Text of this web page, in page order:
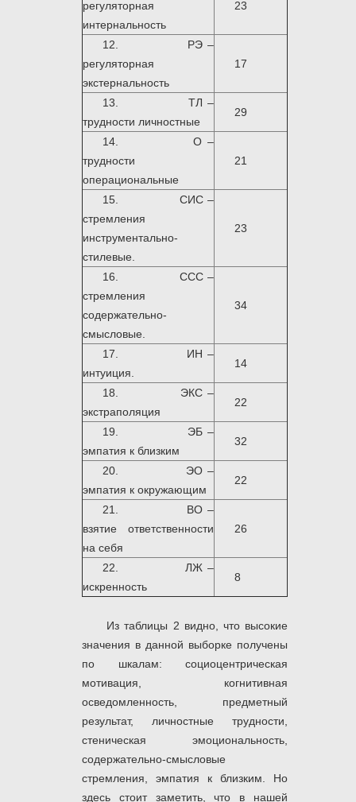
регуляторная
интернальность
23
12. РЭ –
регуляторная
экстернальность
17
13. ТЛ –
трудности личностные
29
14. О –
трудности
операциональные
21
15. СИС –
стремления
инструментально-
стилевые.
23
16. CCC –
стремления
содержательно-
смысловые.
34
17. ИН –
интуиция.
14
18. ЭКС –
экстраполяция
22
19. ЭБ –
эмпатия к близким
32
20. ЭО –
эмпатия к окружающим
22
21. ВО –
взятие ответственности
на себя
26
22. ЛЖ –
искренность
8
Из таблицы 2 видно, что высокие
значения в данной выборке получены
по шкалам: социоцентрическая
мотивация, когнитивная
осведомленность, предметный
результат, личностные трудности,
стеническая эмоциональность,
содержательно-смысловые
стремления, эмпатия к близким. Но
здесь стоит заметить, что в нашей